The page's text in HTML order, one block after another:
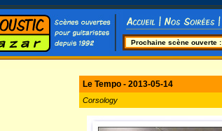
Prochaine scène ouverte :
Le Tempo - 2013-05-14
Corsology